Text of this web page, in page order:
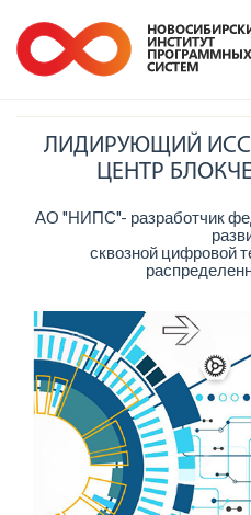
ЛИДИРУЮЩИЙ
ЦЕНТР
АО "НИПС"- разработчик
сквозной цифровой